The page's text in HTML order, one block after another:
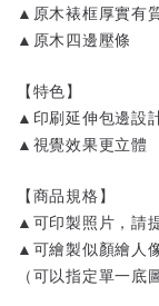
▲原木裱框厚實有
▲原木四邊壓條
【特色】
▲印刷延伸包邊設
▲視覺效果更立體
【商品規格】
▲可印製照片，請
▲可繪製似顏繪人
（可以指定單一底